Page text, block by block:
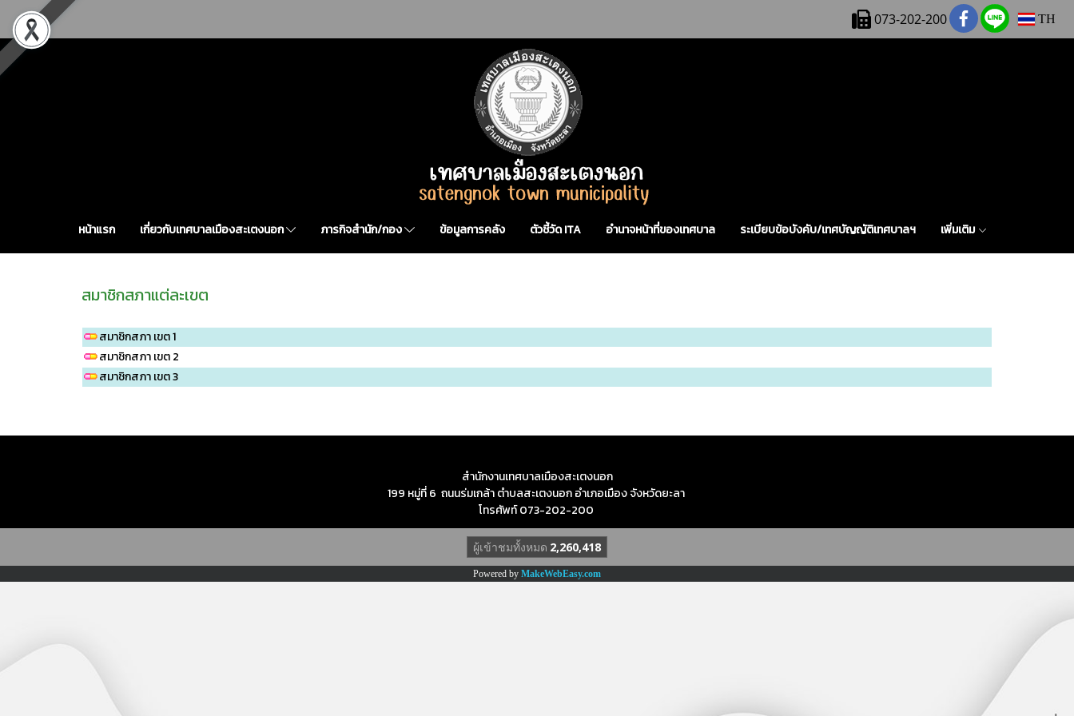
073-202-200 TH
หน้าแรก เกี่ยวกับเทศบาลเมืองสะเตงนอก ภารกิจสำนัก/กอง ข้อมูลการคลัง ตัวชี้วัด ITA อำนาจหน้าที่ของเทศบาล ระเบียบข้อบังคับ/เทศบัญญัติเทศบาลฯ เพิ่มเติม
สมาชิกสภาแต่ละเขต
สมาชิกสภา เขต 1
สมาชิกสภา เขต 2
สมาชิกสภา เขต 3
สำนักงานเทศบาลเมืองสะเตงนอก
199 หมู่ที่ 6 ถนนร่มเกล้า ตำบลสะเตงนอก อำเภอเมือง จังหวัดยะลา
โทรศัพท์ 073-202-200
ผู้เข้าชมทั้งหมด 2,260,418
Powered by MakeWebEasy.com